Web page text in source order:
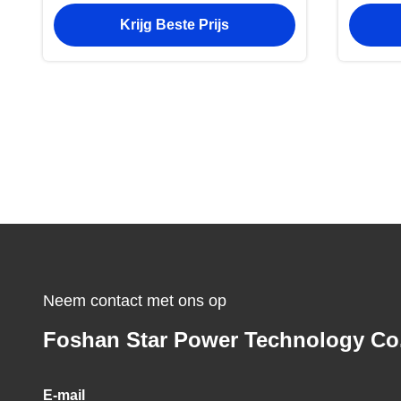
kleine en middelgrote metalen
onderdelen
Krijg Beste Prijs
Neem contact met ons op
Foshan Star Power Technology
E-mail